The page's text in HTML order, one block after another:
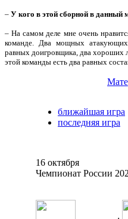
– У кого в этой сборной в данный
– На самом деле мне очень
команде. Два мощных
равных доигровщика, два хороших
этой команды есть два равных
ближайшая игра
последняя игра
16 октября
Чемпионат России